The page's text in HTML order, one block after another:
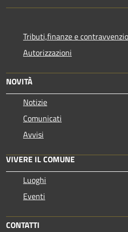
Tributi,finanze e
Autorizzazioni
NOVITÀ
Notizie
Comunicati
Avvisi
VIVERE IL COMUNE
Luoghi
Eventi
CONTATTI